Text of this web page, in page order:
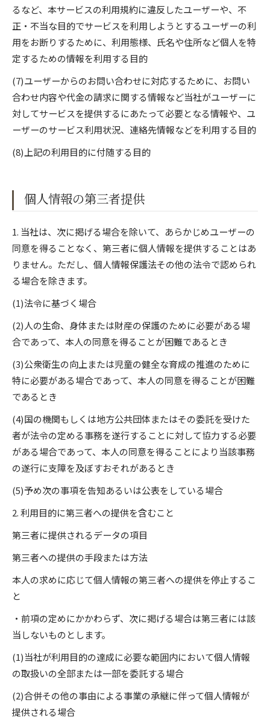
るなど、本サービスの利用規約に違反したユーザーや、不
正・不当な目的でサービスを利用しようとするユーザーの利
用をお断りするために、利用態様、氏名や住所など個人を特
定するための情報を利用する目的
(7)ユーザーからのお問い合わせに対応するために、お問い
合わせ内容や代金の請求に関する情報など当社がユーザーに
対してサービスを提供するにあたって必要となる情報や、ユ
ーザーのサービス利用状況、連絡先情報などを利用する目的
(8)上記の利用目的に付随する目的
個人情報の第三者提供
1. 当社は、次に掲げる場合を除いて、あらかじめユーザーの
同意を得ることなく、第三者に個人情報を提供することはあ
りません。ただし、個人情報保護法その他の法令で認められ
る場合を除きます。
(1)法令に基づく場合
(2)人の生命、身体または財産の保護のために必要がある場
合であって、本人の同意を得ることが困難であるとき
(3)公衆衛生の向上または児童の健全な育成の推進のために
特に必要がある場合であって、本人の同意を得ることが困難
であるとき
(4)国の機関もしくは地方公共団体またはその委託を受けた
者が法令の定める事務を遂行することに対して協力する必要
がある場合であって、本人の同意を得ることにより当該事務
の遂行に支障を及ぼすおそれがあるとき
(5)予め次の事項を告知あるいは公表をしている場合
2. 利用目的に第三者への提供を含むこと
第三者に提供されるデータの項目
第三者への提供の手段または方法
本人の求めに応じて個人情報の第三者への提供を停止するこ
と
・前項の定めにかかわらず、次に掲げる場合は第三者には該
当しないものとします。
(1)当社が利用目的の達成に必要な範囲内において個人情報
の取扱いの全部または一部を委託する場合
(2)合併その他の事由による事業の承継に伴って個人情報が
提供される場合